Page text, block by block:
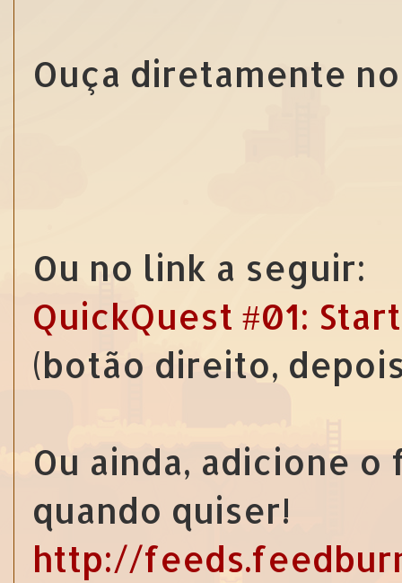
Ouça diretamente
Ou no link a seguir:
QuickQuest #01:
(botão direito,
Ou ainda, adicione
quando quiser!
http://